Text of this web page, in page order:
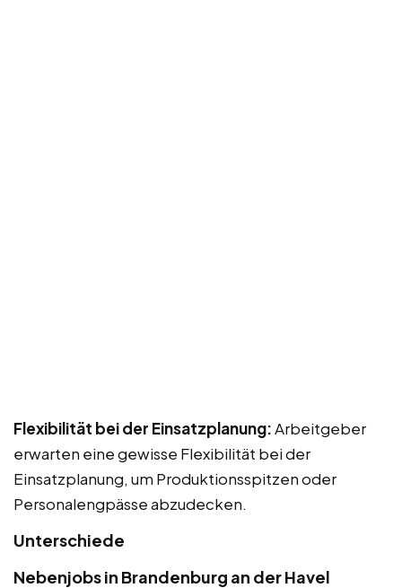
Flexibilität bei der Einsatzplanung:Arbeitgeber
erwarten eine gewisse Flexibilität bei der
Einsatzplanung, um Produktionsspitzen oder
Personalengpässe abzudecken.
Unterschiede
Nebenjobs in Brandenburg an der Havel